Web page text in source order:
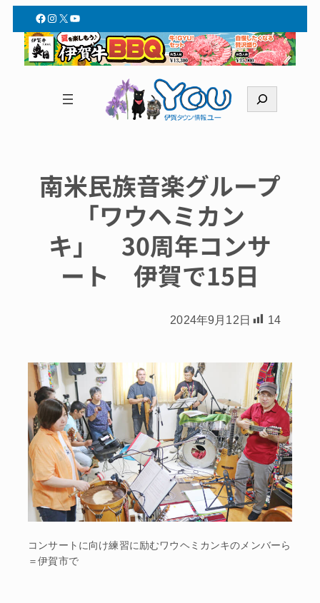
Facebook
Instagram
X YouTube
索
南米民族音楽グループ
「ワウヘミカン
キ」 30周年コンサ
ート 伊賀で15日
2024年9月12日 14
コンサートに向け練習に励むワウヘミカンキのメンバーら
＝伊賀市で